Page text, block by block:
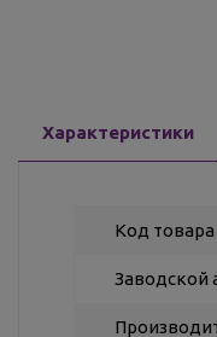
Характеристики
Код товара
Заводской